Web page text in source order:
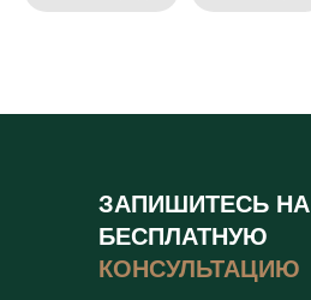
ЗАПИШИТЕСЬ НА
БЕСПЛАТНУЮ
КОНСУЛЬТАЦИЮ